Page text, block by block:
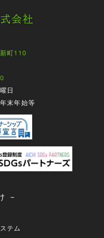
会社
町110
日
年始等
－
テム